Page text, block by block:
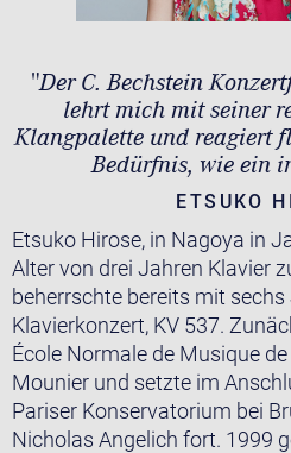
"Der C. Bechstein
lehrt mich mit seiner
Klangpalette und reagiert
Bedürfnis, wie ein
ETSUKO
Etsuko Hirose, in Nagoya in
Alter von drei Jahren Klavier
beherrschte bereits mit
Klavierkonzert, KV 537.
École Normale de Musique
Mounier und setzte im
Pariser Konservatorium bei
Nicholas Angelich fort. 1999